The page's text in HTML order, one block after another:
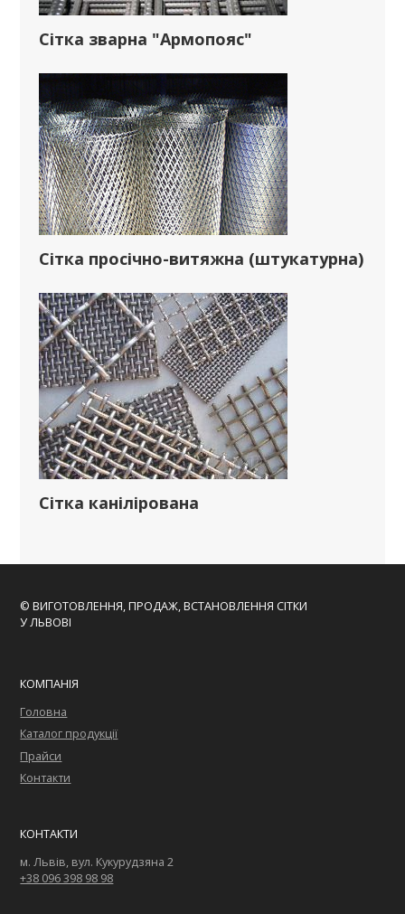
Сітка зварна "Армопояс"
Сітка просічно-витяжна (штукатурна)
Сітка канілірована
© ВИГОТОВЛЕННЯ, ПРОДАЖ, ВСТАНОВЛЕННЯ СІТКИ
У ЛЬВОВІ
КОМПАНІЯ
Головна
Каталог продукції
Прайси
Контакти
КОНТАКТИ
м. Львів, вул. Кукурудзяна 2
+38 096 398 98 98